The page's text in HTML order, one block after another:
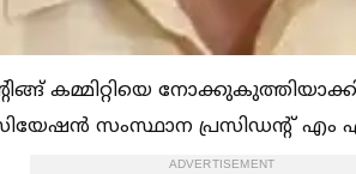
കമ്മിറ്റിയെ
സംസ്ഥാന പ്രസിഡന്റ് എം
ADVERTISEMENT